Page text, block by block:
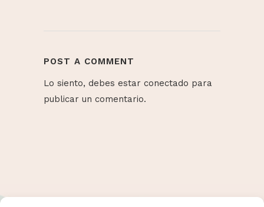
POST A COMMENT
Lo siento, debes estar conectado para
publicar un comentario.